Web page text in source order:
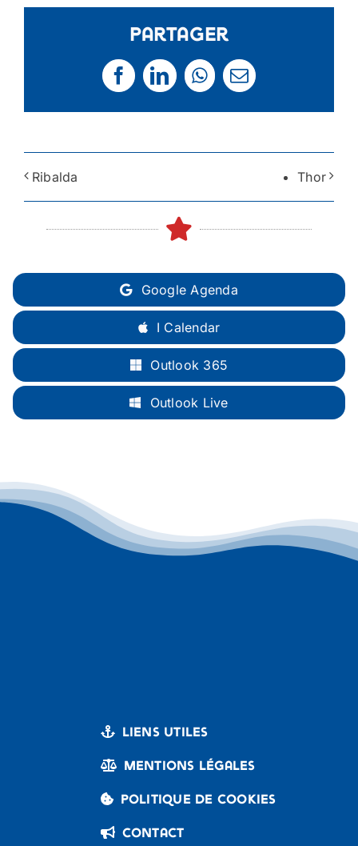
Partager
FacebookLinkedInWhatsApp
Email
Ribalda Thor
Google Agenda
I Calendar
Outlook 365
Outlook Live
Liens utiles
Mentions légales
Politique de cookies
Contact